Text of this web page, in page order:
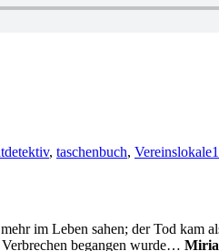
, taschenbuch, Vereinslokale
im Leben sahen; der Tod kam
begangen wurde…